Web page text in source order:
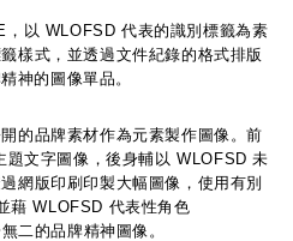
以 WLOFSD 代表的識別標籤為素
樣式，並透過文件紀錄的格式排版
神的圖像單品。
的品牌素材作為元素製作圖像。前
文字圖像，後身輔以 WLOFSD 未
網版印刷印製大幅圖像，使用有別
藉 WLOFSD 代表性角色
二的品牌精神圖像。